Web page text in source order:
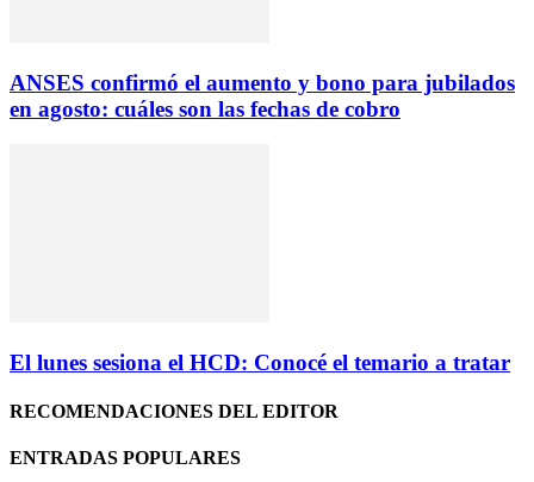
ANSES confirmó el aumento y bono para jubilados
en agosto: cuáles son las fechas de cobro
El lunes sesiona el HCD: Conocé el temario a tratar
RECOMENDACIONES DEL EDITOR
ENTRADAS POPULARES